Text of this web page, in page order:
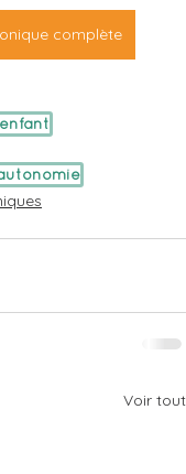
complète
Voir tout